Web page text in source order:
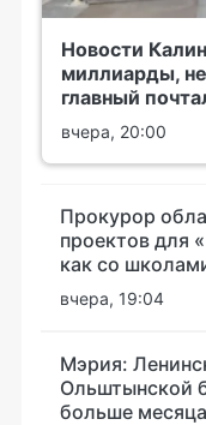
Новости
миллиарды,
главный
вчера, 20:00
Прокурор
проектов для
как со
вчера, 19:04
Мэрия:
Ольштынской
больше месяца